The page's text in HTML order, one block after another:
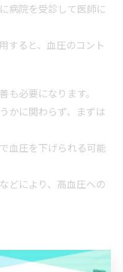
病院を受診して医師に
すると、血圧のコント
も必要になります。
かに関わらず、まずは
血圧を下げられる可能
どにより、高血圧への